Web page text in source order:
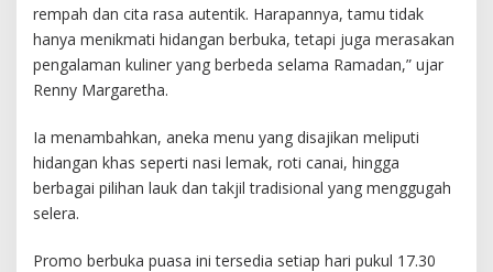
rempah dan cita rasa autentik. Harapannya, tamu tidak
hanya menikmati hidangan berbuka, tetapi juga merasakan
pengalaman kuliner yang berbeda selama Ramadan,” ujar
Renny Margaretha.
Ia menambahkan, aneka menu yang disajikan meliputi
hidangan khas seperti nasi lemak, roti canai, hingga
berbagai pilihan lauk dan takjil tradisional yang menggugah
selera.
Promo berbuka puasa ini tersedia setiap hari pukul 17.30